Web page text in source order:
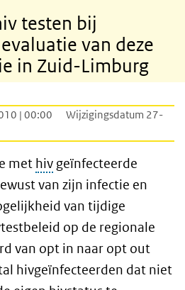
testen bij
van deze
in Zuid-Limburg
| 00:00
Wijzigingsdatum 27-
met hiv geïnfecteerde
van zijn infectie en
van tijdige
op de regionale
van opt in naar opt out
hivgeïnfecteerden dat niet